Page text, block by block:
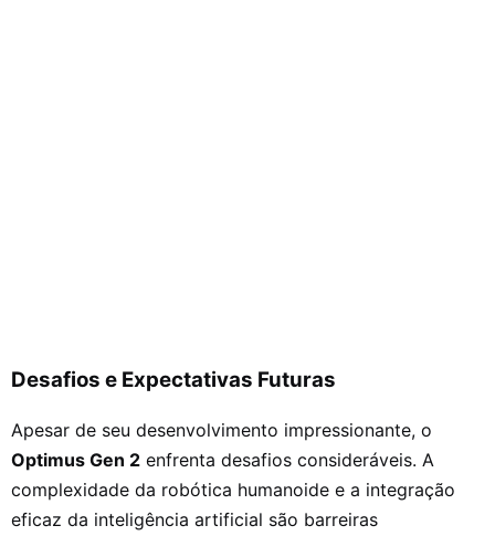
Desafios e Expectativas Futuras
Apesar de seu desenvolvimento impressionante, o
Optimus Gen 2 enfrenta desafios consideráveis. A
complexidade da robótica humanoide e a integração
eficaz da inteligência artificial são barreiras